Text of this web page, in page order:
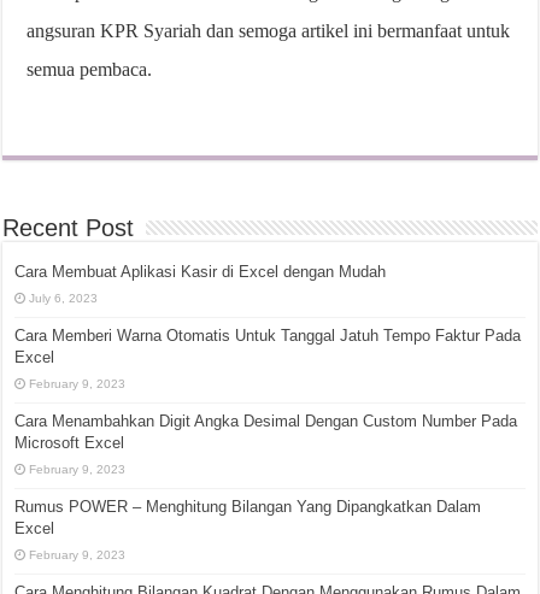
angsuran KPR Syariah dan semoga artikel ini bermanfaat untuk
semua pembaca.
Recent Post
Cara Membuat Aplikasi Kasir di Excel dengan Mudah
July 6, 2023
Cara Memberi Warna Otomatis Untuk Tanggal Jatuh Tempo Faktur Pada
Excel
February 9, 2023
Cara Menambahkan Digit Angka Desimal Dengan Custom Number Pada
Microsoft Excel
February 9, 2023
Rumus POWER – Menghitung Bilangan Yang Dipangkatkan Dalam
Excel
February 9, 2023